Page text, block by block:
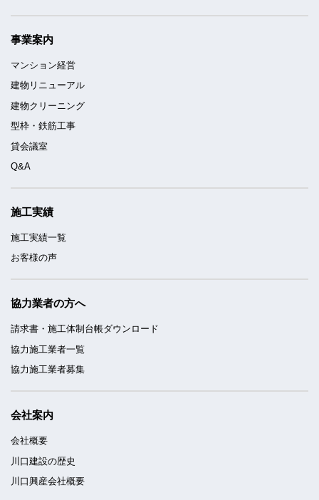
事業案内
マンション経営
建物リニューアル
建物クリーニング
型枠・鉄筋工事
貸会議室
Q&A
施工実績
施工実績一覧
お客様の声
協力業者の方へ
請求書・施工体制台帳ダウンロード
協力施工業者一覧
協力施工業者募集
会社案内
会社概要
川口建設の歴史
川口興産会社概要